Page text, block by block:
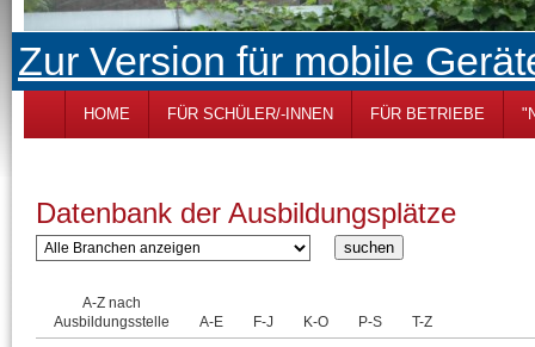
Zur Version für mobile
HOME FÜR SCHÜLER/-INNEN FÜR BETRIEBE
Datenbank der Ausbildungsplätze
A-Z nach
Ausbildungsstelle
A-E F-J K-O P-S T-Z